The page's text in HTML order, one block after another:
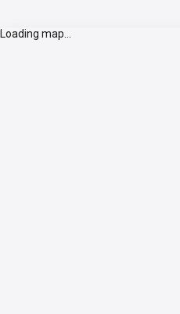
Loading map...